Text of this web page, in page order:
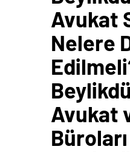
Avukat
Nelere
Avukat